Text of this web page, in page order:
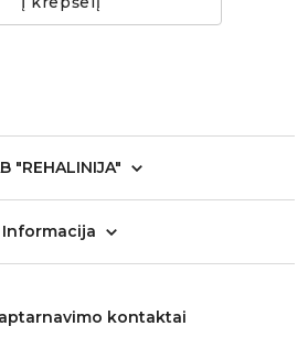
"REHALINIJA"
Informacija
kontaktai